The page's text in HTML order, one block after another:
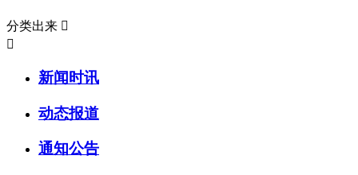
分类出来 

新闻时讯
动态报道
通知公告